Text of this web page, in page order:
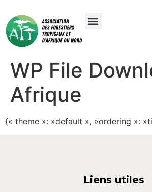
WP File
Afrique
{« theme »: »default », »ordering »:
Liens utiles